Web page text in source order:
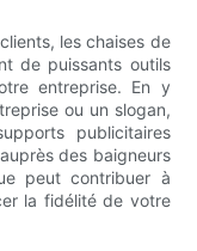
les chaises de
de puissants outils
entreprise. En y
ou un slogan,
publicitaires
des baigneurs
peut contribuer à
la fidélité de votre